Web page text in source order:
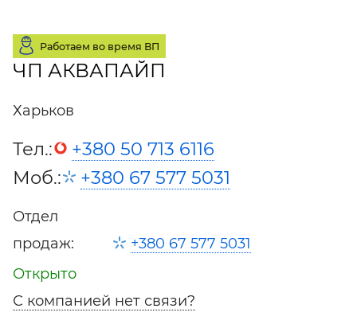
Работаем во время ВП
ЧП АКВАПАЙП
Харьков
Тел.:
+380 50 713 6116
Моб.:
+380 67 577 5031
Отдел
продаж:
+380 67 577 5031
Открыто
С компанией нет связи?